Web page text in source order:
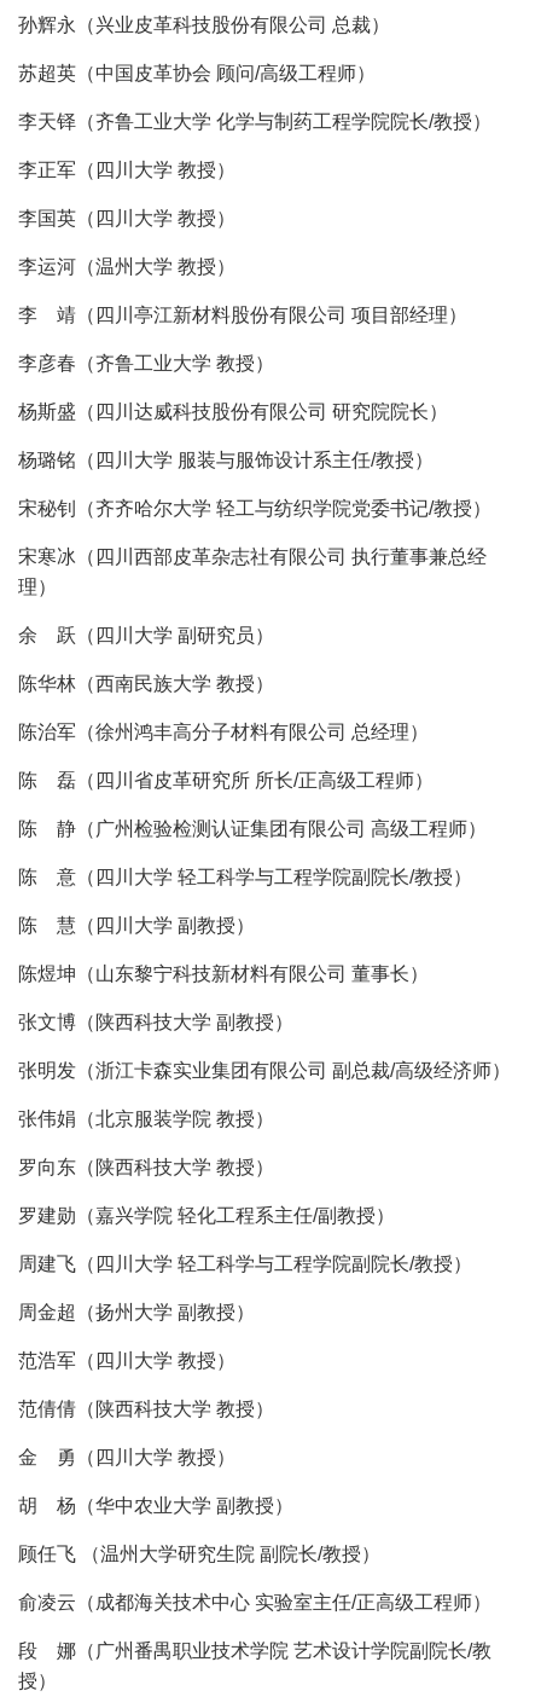
孙辉永（兴业皮革科技股份有限公司 总裁）
苏超英（中国皮革协会 顾问/高级工程师）
李天铎（齐鲁工业大学 化学与制药工程学院院长/教授）
李正军（四川大学 教授）
李国英（四川大学 教授）
李运河（温州大学 教授）
李 靖（四川亭江新材料股份有限公司 项目部经理）
李彦春（齐鲁工业大学 教授）
杨斯盛（四川达威科技股份有限公司 研究院院长）
杨璐铭（四川大学 服装与服饰设计系主任/教授）
宋秘钊（齐齐哈尔大学 轻工与纺织学院党委书记/教授）
宋寒冰（四川西部皮革杂志社有限公司 执行董事兼总经
理）
余 跃（四川大学 副研究员）
陈华林（西南民族大学 教授）
陈治军（徐州鸿丰高分子材料有限公司 总经理）
陈 磊（四川省皮革研究所 所长/正高级工程师）
陈 静（广州检验检测认证集团有限公司 高级工程师）
陈 意（四川大学 轻工科学与工程学院副院长/教授）
陈 慧（四川大学 副教授）
陈煜坤（山东黎宁科技新材料有限公司 董事长）
张文博（陕西科技大学 副教授）
张明发（浙江卡森实业集团有限公司 副总裁/高级经济师）
张伟娟（北京服装学院 教授）
罗向东（陕西科技大学 教授）
罗建勋（嘉兴学院 轻化工程系主任/副教授）
周建飞（四川大学 轻工科学与工程学院副院长/教授）
周金超（扬州大学 副教授）
范浩军（四川大学 教授）
范倩倩（陕西科技大学 教授）
金 勇（四川大学 教授）
胡 杨（华中农业大学 副教授）
顾任飞 （温州大学研究生院 副院长/教授）
俞凌云（成都海关技术中心 实验室主任/正高级工程师）
段 娜（广州番禺职业技术学院 艺术设计学院副院长/教
授）